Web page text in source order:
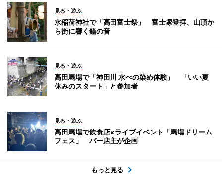
見る・遊ぶ
水稲荷神社で「高田富士祭」 富士塚登拝、山頂か
ら街に響く鐘の音
見る・遊ぶ
高田馬場で「神田川 水べの染め体験」 「いい夏
休みのスタート」と参加者
見る・遊ぶ
高田馬場で飲食店×ライブイベント「馬場ドリーム
フェス」 バー店主が企画
もっと見る